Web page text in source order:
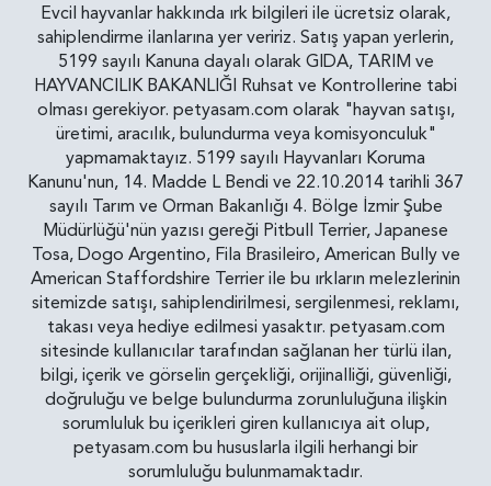
Evcil hayvanlar hakkında ırk bilgileri ile ücretsiz olarak,
sahiplendirme ilanlarına yer veririz. Satış yapan yerlerin,
5199 sayılı Kanuna dayalı olarak GIDA, TARIM ve
HAYVANCILIK BAKANLIĞI Ruhsat ve Kontrollerine tabi
olması gerekiyor. petyasam.com olarak "hayvan satışı,
üretimi, aracılık, bulundurma veya komisyonculuk"
yapmamaktayız. 5199 sayılı Hayvanları Koruma
Kanunu'nun, 14. Madde L Bendi ve 22.10.2014 tarihli 367
sayılı Tarım ve Orman Bakanlığı 4. Bölge İzmir Şube
Müdürlüğü'nün yazısı gereği Pitbull Terrier, Japanese
Tosa, Dogo Argentino, Fila Brasileiro, American Bully ve
American Staffordshire Terrier ile bu ırkların melezlerinin
sitemizde satışı, sahiplendirilmesi, sergilenmesi, reklamı,
takası veya hediye edilmesi yasaktır. petyasam.com
sitesinde kullanıcılar tarafından sağlanan her türlü ilan,
bilgi, içerik ve görselin gerçekliği, orijinalliği, güvenliği,
doğruluğu ve belge bulundurma zorunluluğuna ilişkin
sorumluluk bu içerikleri giren kullanıcıya ait olup,
petyasam.com bu hususlarla ilgili herhangi bir
sorumluluğu bulunmamaktadır.